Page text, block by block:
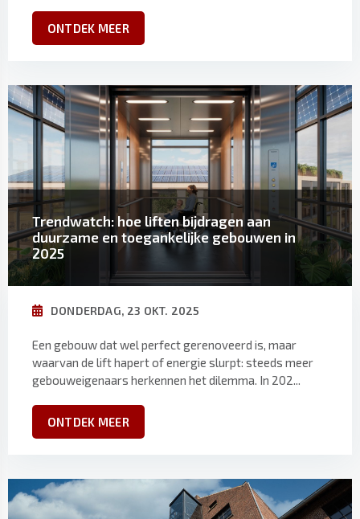
ONTDEK MEER
Trendwatch: hoe liften bijdragen aan
duurzame en toegankelijke gebouwen in
2025
DONDERDAG, 23 OKT. 2025
Een gebouw dat wel perfect gerenoveerd is, maar
waarvan de lift hapert of energie slurpt: steeds meer
gebouweigenaars herkennen het dilemma. In 202...
ONTDEK MEER